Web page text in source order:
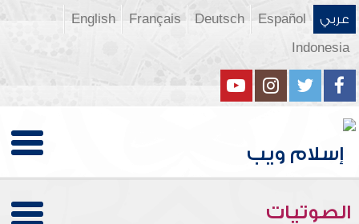
عربي Español
Deutsch
Français
English
Indonesia
الصوتيات